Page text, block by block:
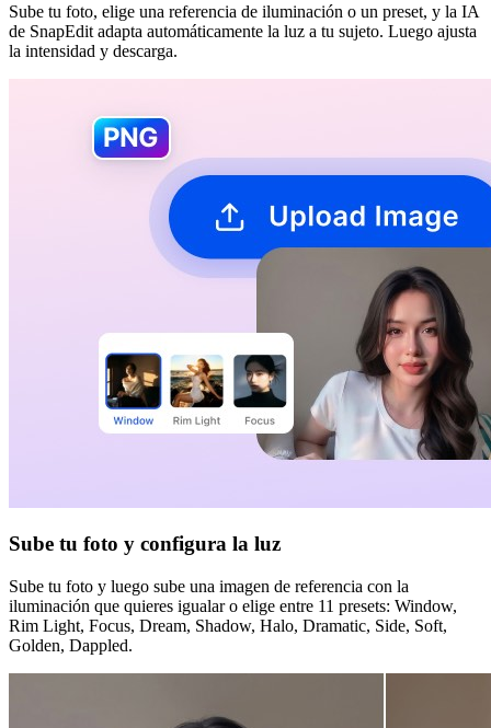
Sube tu foto, elige una referencia de iluminación o un preset, y la IA
de SnapEdit adapta automáticamente la luz a tu sujeto. Luego ajusta
la intensidad y descarga.
Sube tu foto y configura la luz
Sube tu foto y luego sube una imagen de referencia con la
iluminación que quieres igualar o elige entre 11 presets: Window,
Rim Light, Focus, Dream, Shadow, Halo, Dramatic, Side, Soft,
Golden, Dappled.